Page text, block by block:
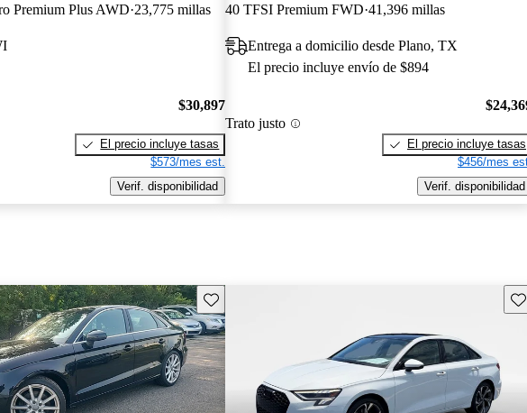
Premium Plus AWD 23,775 millas
$30,897
El precio incluye tasas
$573/mes est.
Verif. disponibilidad
40 TFSI Premium FWD 41,396 millas
Entrega a domicilio desde Plano, TX
El precio incluye envío de $894
Trato justo
El precio incluye tasas
$456/mes
Verif. disponibilidad
Guarda este Aviso